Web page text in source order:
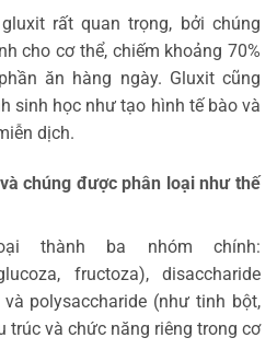
rất quan trọng, bởi chúng
cho cơ thể, chiếm khoảng 70%
ăn hàng ngày. Gluxit cũng
sinh học như tạo hình tế bào và
dịch.
chúng được phân loại như thế
thành ba nhóm chính:
fructoza), disaccharide
polysaccharide (như tinh bột,
trúc và chức năng riêng trong cơ